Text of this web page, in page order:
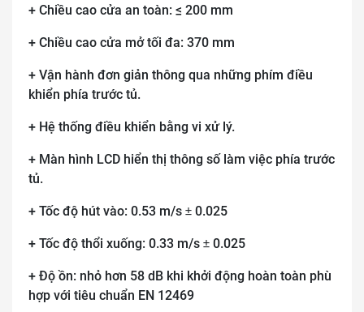
+ Chiều cao cửa an toàn: ≤ 200 mm
+ Chiều cao cửa mở tối đa: 370 mm
+ Vận hành đơn giản thông qua những phím điều
khiển phía trước tủ.
+ Hệ thống điều khiển bằng vi xử lý.
+ Màn hình LCD hiển thị thông số làm việc phía trước
tủ.
+ Tốc độ hút vào: 0.53 m/s ± 0.025
+ Tốc độ thổi xuống: 0.33 m/s ± 0.025
+ Độ ồn: nhỏ hơn 58 dB khi khởi động hoàn toàn phù
hợp với tiêu chuẩn EN 12469